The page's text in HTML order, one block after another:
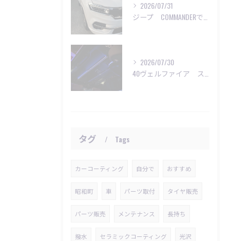
2026/07/31
2026/07/30
タグ Tags
カーコーティング 自分で おすすめ
昭和町 車 パーツ取付 タイヤ販売
パーツ販売 メンテナンス 長持ち
撥水 セラミックコーティング 光沢